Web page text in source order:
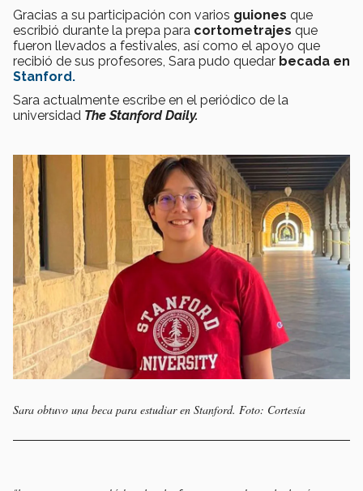
Gracias a su participación con varios guiones que
escribió durante la prepa para cortometrajes que
fueron llevados a festivales, así como el apoyo que
recibió de sus profesores, Sara pudo quedar becada en
Stanford.
Sara actualmente escribe en el periódico de la
universidad The Stanford Daily.
Sara obtuvo una beca para estudiar en Stanford. Foto: Cortesía